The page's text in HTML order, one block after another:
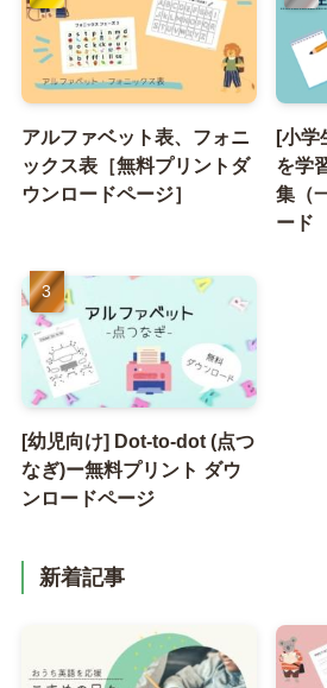
アルファベット表、フォニ
ックス表［無料プリントダ
ウンロードページ］
[小学
を学
集（
ード
[幼児向け] Dot-to-dot (点つ
なぎ)ー無料プリント ダウ
ンロードページ
新着記事